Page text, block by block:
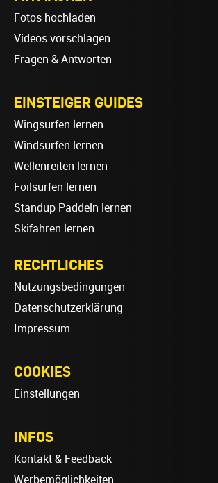
Fotos hochladen
Videos vorschlagen
Fragen & Antworten
EINSTEIGER GUIDES
Wingsurfen lernen
Windsurfen lernen
Wellenreiten lernen
Foilsurfen lernen
Standup Paddeln lernen
Skifahren lernen
RECHTLICHES
Nutzungsbedingungen
Datenschutzerklärung
Impressum
COOKIES
Einstellungen
INFOS
Kontakt & Feedback
Werbemöglichkeiten